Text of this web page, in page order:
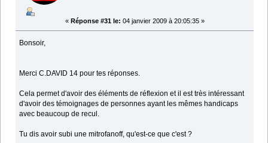
« Réponse #31 le: 04 janvier 2009 à 20:05:35 »
Bonsoir,
Merci C.DAVID 14 pour tes réponses.
Cela permet d'avoir des éléments de réflexion et il est très intéressant
d'avoir des témoignages de personnes ayant les mêmes handicaps
avec beaucoup de recul.
Tu dis avoir subi une mitrofanoff, qu'est-ce que c'est ?